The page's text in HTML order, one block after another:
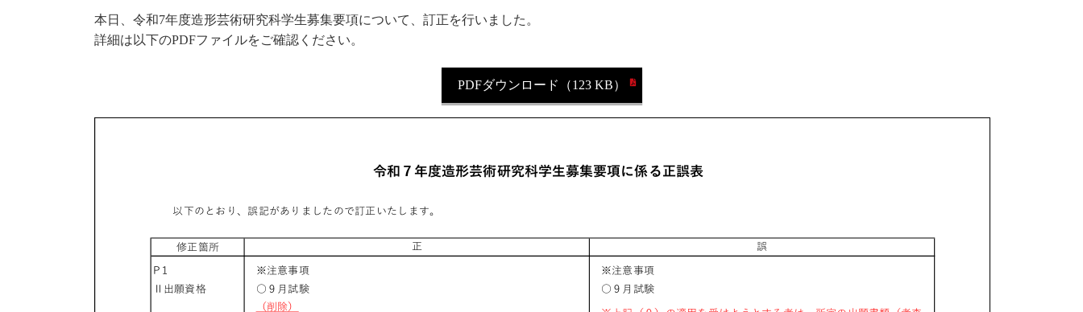
本日、令和7年度造形芸術研究科学生募集要項について、訂正を行いました。
詳細は以下のPDFファイルをご確認ください。
PDFダウンロード（123 KB）